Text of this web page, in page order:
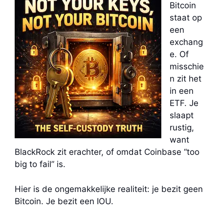
Bitcoin
staat op
een
exchang
e. Of
misschie
n zit het
in een
ETF. Je
slaapt
rustig,
want
BlackRock zit erachter, of omdat Coinbase “too
big to fail” is.
Hier is de ongemakkelijke realiteit: je bezit geen
Bitcoin. Je bezit een IOU.